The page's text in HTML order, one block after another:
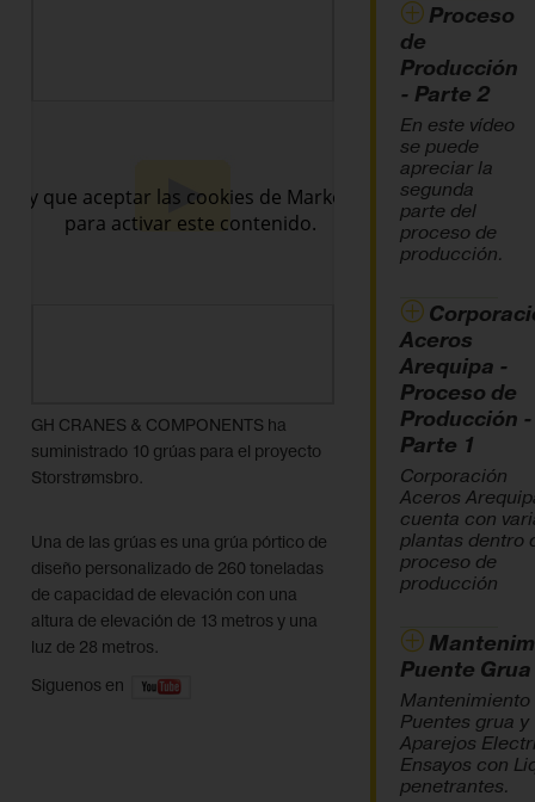
GH CRANES & COMPONENTS ha
suministrado 10 grúas para el proyecto
Storstrømsbro.
Una de las grúas es una grúa pórtico de
diseño personalizado de 260 toneladas
de capacidad de elevación con una
altura de elevación de 13 metros y una
luz de 28 metros.
Siguenos en
Proceso
de
Producción
- Parte 2
En este vídeo
se puede
apreciar la
segunda
parte del
proceso de
producción.
Aceros
Arequipa -
Proceso de
Producción -
Parte 1
Corporación
Aceros
cuenta con
plantas dentro
proceso de
producción
Puente Grua
Mantenimiento
Puentes grua y
Aparejos
Ensayos con
penetrantes.